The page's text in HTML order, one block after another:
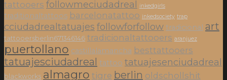
tattooers followmeciudadreal inkedgirls
traditionaltattoos barcelonatattoo inkedsociety trap
cciudadrealtatuajes followforfollow tradicional art
tattooersberlin671346146 tradicionaltattooers aranjuez
puertollano castillalamancha besttattooers
tatuajesciudadreal tattoo tatuajesenciudadreal
blackworks almagro tigre berlin oldschollshit